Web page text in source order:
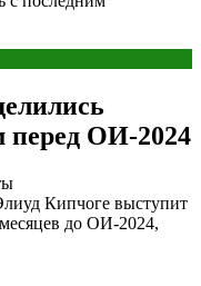
перед ОИ-2024
Кипчоге выступит
до ОИ-2024,